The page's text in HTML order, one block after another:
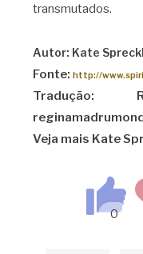
transmutados.
Autor: Kate
Fonte: http://
Tradução:
Veja mais Kate